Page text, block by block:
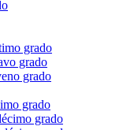
grado
grado
grado
grado
grado